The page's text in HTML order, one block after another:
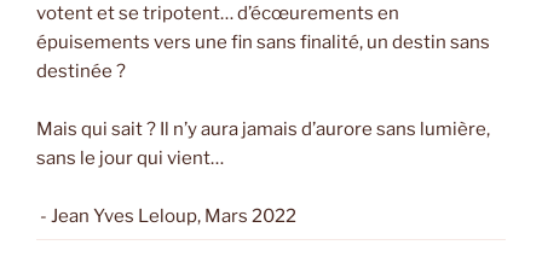
votent et se tripotent… d’écœurements en
épuisements vers une fin sans finalité, un destin sans
destinée ?
Mais qui sait ? Il n’y aura jamais d’aurore sans lumière,
sans le jour qui vient…
- Jean Yves Leloup, Mars 2022